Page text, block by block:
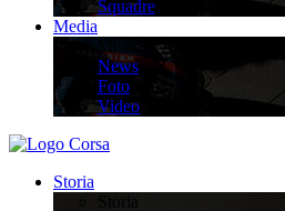
Squadre
Media
Media
News
Foto
Video
Storia